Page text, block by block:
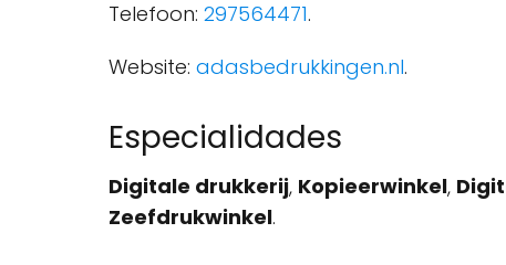
Telefoon: 297564471.
Website: adasbedrukkingen.nl.
Especialidades
Digitale drukkerij, Kopieerwinkel,
Zeefdrukwinkel.